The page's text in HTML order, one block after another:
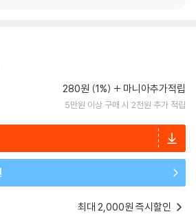
280원 (1%) 마니아추가적립
5만원 이상 구매 시 2천원 추가 적립
최대 2,000원 즉시할인